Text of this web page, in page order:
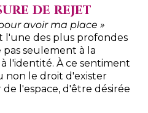
de rejet
avoir ma place »
l'une des plus profondes
seulement à la
l'identité. À ce sentiment
non le droit d'exister
l'espace, d'être désirée